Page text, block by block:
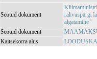
Seotud dokument
rahvuspargi
algatamine "
Seotud dokument
Kaitsekorra alus